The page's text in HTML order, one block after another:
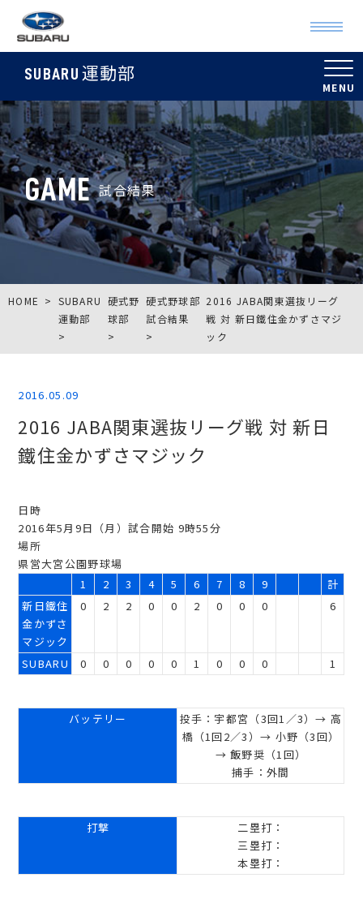
SUBARU 運動部
GAME 試合結果
HOME
SUBARU
運動部
硬式野
球部
硬式野球部
試合結果
2016 JABA関東選抜リーグ
戦 対 新日鐵住金かずさマジ
ック
2016.05.09
2016 JABA関東選抜リーグ戦 対 新日
鐵住金かずさマジック
日時
2016年5月9日（月）試合開始 9時55分
場所
県営大宮公園野球場
1
2 3 4 5 6 7 8 9
計
新日鐵住
金かずさ
マジック
0 2 2 0 0 2 0 0 0 6
SUBARU 0 0 0 0 0 1 0 0 0 1
バッテリー
投手：宇都宮（3回1／3）→ 高
橋（1回2／3）→ 小野（3回）
→ 飯野奨（1回）
捕手：外間
打撃
二塁打：
三塁打：
本塁打：